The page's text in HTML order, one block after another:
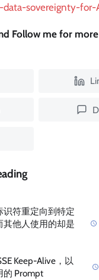
sovereignty-for-
Follow me for
符重定向到特定
他人使用的却是
Keep-Alive，以
的 Prompt